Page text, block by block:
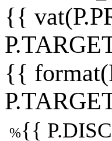
{{
{{
%{{